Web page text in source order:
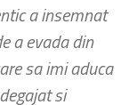
a insemnat
a evada din
sa imi aduca
si